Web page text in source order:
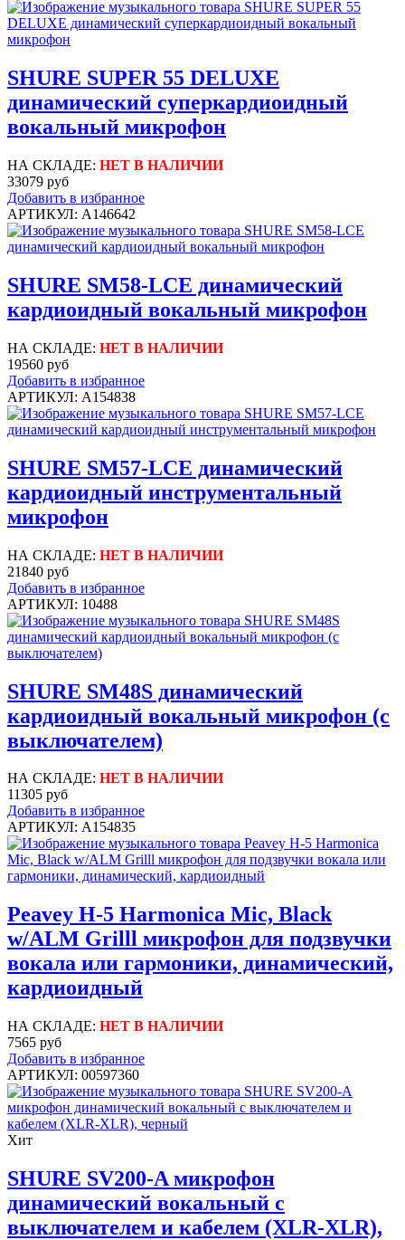
SHURE SUPER 55 DELUXE
динамический суперкардиоидный
вокальный микрофон
НА СКЛАДЕ: НЕТ В НАЛИЧИИ
33079 руб
Добавить в избранное
АРТИКУЛ: A146642
SHURE SM58-LCE динамический
кардиоидный вокальный микрофон
НА СКЛАДЕ: НЕТ В НАЛИЧИИ
19560 руб
Добавить в избранное
АРТИКУЛ: A154838
SHURE SM57-LCE динамический
кардиоидный инструментальный
микрофон
НА СКЛАДЕ: НЕТ В НАЛИЧИИ
21840 руб
Добавить в избранное
АРТИКУЛ: 10488
SHURE SM48S динамический
кардиоидный вокальный микрофон (с
выключателем)
НА СКЛАДЕ: НЕТ В НАЛИЧИИ
11305 руб
Добавить в избранное
АРТИКУЛ: A154835
Peavey H-5 Harmonica Mic, Black
w/ALM Grilll микрофон для подзвучки
вокала или гармоники, динамический,
кардиоидный
НА СКЛАДЕ: НЕТ В НАЛИЧИИ
7565 руб
Добавить в избранное
АРТИКУЛ: 00597360
Хит
SHURE SV200-A микрофон
динамический вокальный с
выключателем и кабелем (XLR-XLR),